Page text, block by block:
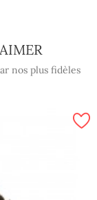
nos plus fidèles